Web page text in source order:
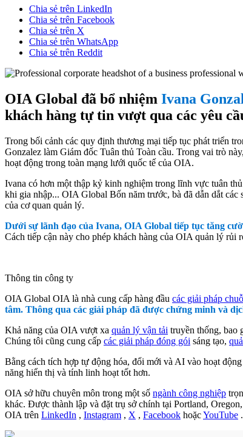
Chia sẻ trên LinkedIn
Chia sẻ trên Facebook
Chia sẻ trên X
Chia sẻ trên WhatsApp
Chia sẻ trên Reddit
OIA Global đã bổ nhiệm Ivana
khách hàng tự tin vượt qua các yêu
Trong bối cảnh các quy định thương mại tiếp tục phát triển
Gonzalez làm Giám đốc Tuân thủ Toàn cầu. Trong vai trò
hoạt động trong toàn mạng lưới quốc tế của OIA.
Ivana có hơn một thập kỷ kinh nghiệm trong lĩnh vực tuân
khi gia nhập... OIA Global Bốn năm trước, bà đã dẫn dắt
của cơ quan quản lý.
Dưới sự lãnh đạo của Ivana, OIA Global tiếp tục tăng
Cách tiếp cận này cho phép khách hàng của OIA quản lý
Thông tin công ty
​OIA Global OIA là nhà cung cấp hàng đầu các giải pháp
tâm. Thông qua các giải pháp đã được chứng minh và
Khả năng của OIA vượt xa quản lý vận tải truyền thống, bao
Chúng tôi cũng cung cấp các giải pháp đóng gói sáng tạo,
Bằng cách tích hợp tự động hóa, đổi mới và AI vào hoạt
năng hiển thị và tính linh hoạt tốt hơn.
OIA sở hữu chuyên môn trong một số ngành công nghiệp
khác. Được thành lập và đặt trụ sở chính tại Portland,
OIA trên LinkedIn , Instagram , X , Facebook hoặcYouTube .